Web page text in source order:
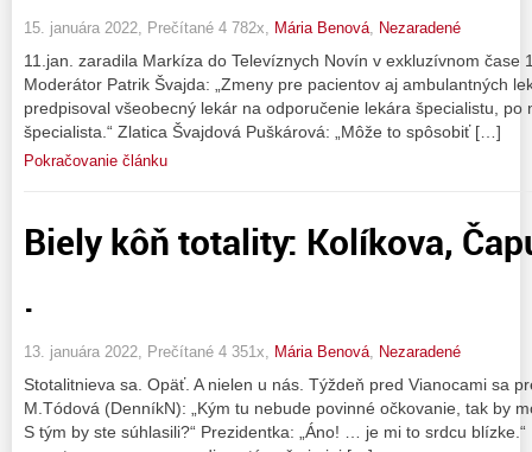
15. januára 2022, Prečítané 4 782x, Mária Benová Nezaradené
11.jan. zaradila Markíza do Televíznych Novín v exkluzívnom čase
Moderátor Patrik Švajda: „Zmeny pre pacientov aj ambulantných
predpisoval všeobecný lekár na odporučenie lekára špecialistu, po
špecialista.“ Zlatica Švajdová Puškárová: „Môže to spôsobiť […]
Pokračovanie článku
Biely kôň totality: Kolíkova,
.
13. januára 2022, Prečítané 4 351x, Mária Benová, Nezaradené
Stotalitnieva sa. Opäť. A nielen u nás. Týždeň pred Vianocami sa
M.Tódová (DenníkN): „Kým tu nebude povinné očkovanie, tak by
S tým by ste súhlasili?“ Prezidentka: „Áno! … je mi to srdcu